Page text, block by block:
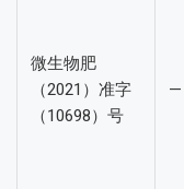
微生物肥
（2021）准字
（10698）号
—